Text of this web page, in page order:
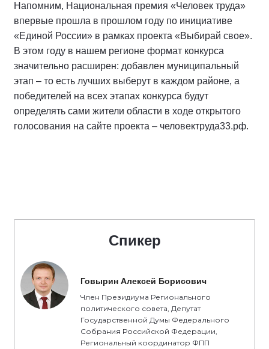
Напомним, Национальная премия «Человек труда»
впервые прошла в прошлом году по инициативе
«Единой России» в рамках проекта «Выбирай свое».
В этом году в нашем регионе формат конкурса
значительно расширен: добавлен муниципальный
этап – то есть лучших выберут в каждом районе, а
победителей на всех этапах конкурса будут
определять сами жители области в ходе открытого
голосования на сайте проекта – человектруда33.рф.
Спикер
Говырин Алексей Борисович
Член Президиума Регионального
политического совета, Депутат
Государственной Думы Федерального
Собрания Российской Федерации,
Региональный координатор ФПП